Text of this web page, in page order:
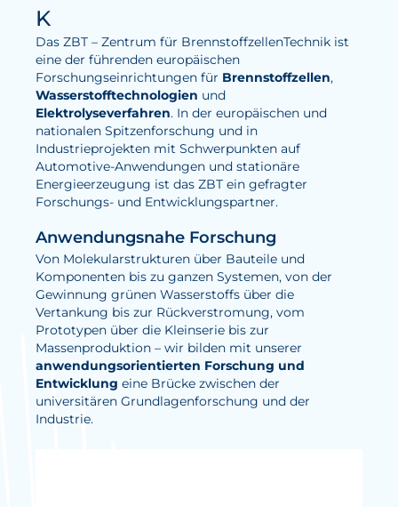
Wasserstoff
Elektrolyse
Leistungen
Entwicklung
Herstellungsverfahren
Mess- und Prüfverfahren
Beratung und Studien
Modellierung & Simulation
Karriere
Offene Stellen
Weiterentwicklung
Vorteile für Mitarbeiter:innen
K
Das ZBT – Zentrum für BrennstoffzellenTechnik ist
eine der führenden europäischen
Forschungseinrichtungen für Brennstoffzellen,
Wasserstofftechnologien und
Elektrolyseverfahren. In der europäischen und
nationalen Spitzenforschung und in
Industrieprojekten mit Schwerpunkten auf
Automotive-Anwendungen und stationäre
Energieerzeugung ist das ZBT ein gefragter
Forschungs- und Entwicklungspartner.
Anwendungsnahe Forschung
Von Molekularstrukturen über Bauteile und
Komponenten bis zu ganzen Systemen, von der
Gewinnung grünen Wasserstoffs über die
Vertankung bis zur Rückverstromung, vom
Prototypen über die Kleinserie bis zur
Massenproduktion – wir bilden mit unserer
anwendungsorientierten Forschung und
Entwicklung eine Brücke zwischen der
universitären Grundlagenforschung und der
Industrie.